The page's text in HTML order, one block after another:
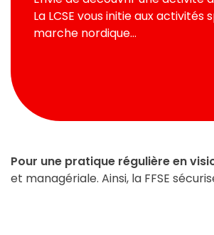
La LCSE vous initie aux
marche nordique…
Pour une pratique régulière en
et managériale. Ainsi, la FFSE